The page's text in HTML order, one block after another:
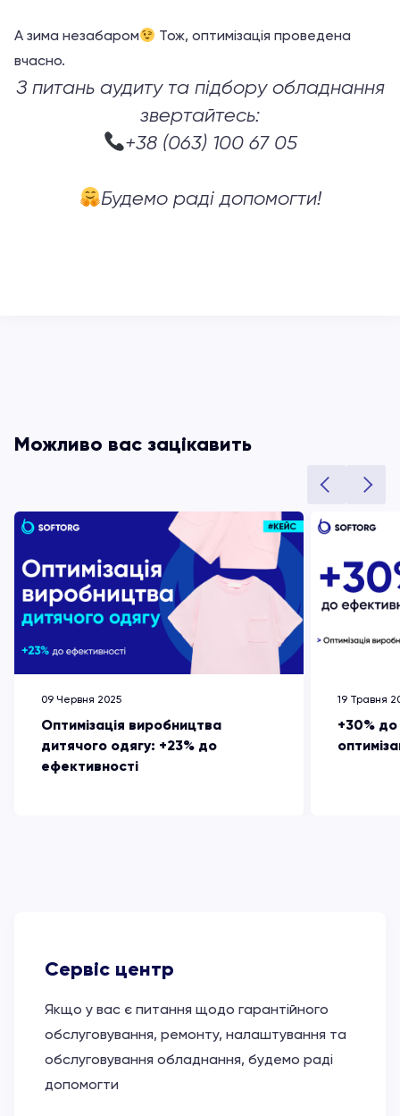
А зима незабаром
Тож, оптимізація проведена
вчасно.
З питань аудиту та підбору обладнання
звертайтесь:
+38 (063) 100 67 05
Будемо раді допомогти!
Можливо вас зацікавить
09 Червня 2025
Оптимізація виробництва
дитячого одягу: +23% до
ефективності
19 Травня
+30%
Сервіс центр
Якщо у вас є питання щодо гарантійного
обслуговування, ремонту, налаштування та
обслуговування обладнання, будемо раді
допомогти